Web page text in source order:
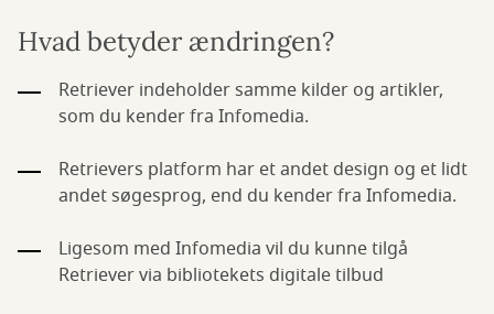
Hvad betyder ændringen?
Retriever indeholder samme kilder og artikler,
som du kender fra Infomedia.
Retrievers platform har et andet design og et lidt
andet søgesprog, end du kender fra Infomedia.
Ligesom med Infomedia vil du kunne tilgå
Retriever via bibliotekets digitale tilbud